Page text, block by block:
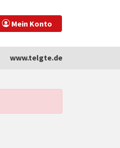
Mein Konto
www.telgte.de